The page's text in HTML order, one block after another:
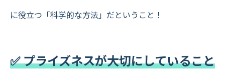
に役立つ「科学的な方法」だということ！
✅ プライズネスが大切にしていること